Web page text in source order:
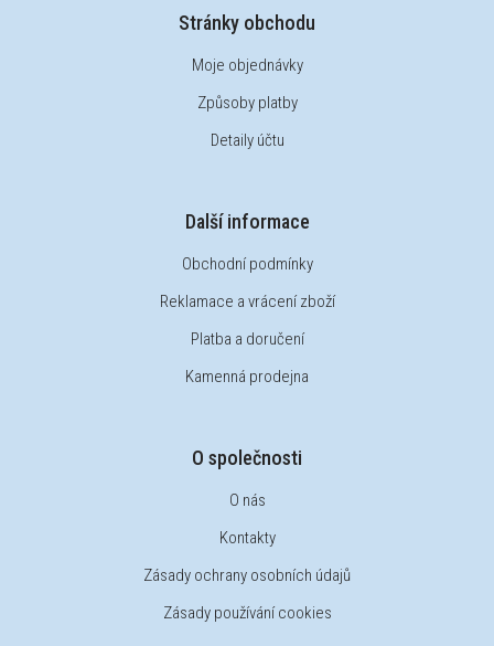
Stránky obchodu
Moje objednávky
Způsoby platby
Detaily účtu
Další informace
Obchodní podmínky
Reklamace a vrácení zboží
Platba a doručení
Kamenná prodejna
O společnosti
O nás
Kontakty
Zásady ochrany osobních údajů
Zásady používání cookies